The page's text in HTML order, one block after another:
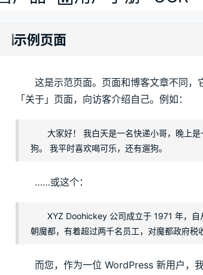
示例页面
这是示范页面。页面和博客文章不同
「关于」页面，向访客介绍自己。例如：
大家好！ 我白天是一名快递小哥，晚上
狗。 我平时喜欢喝可乐，还有遛狗。
……或这个：
XYZ Doohickey 公司成立于 1971 年，
朝魔都，有着超过两千名员工，对魔都政府税
而您，作为一位 WordPress 新用户，